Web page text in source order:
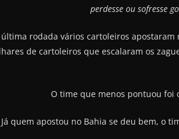
perdesse ou sofresse
última rodada vários cartoleiros apostaram
de cartoleiros que escalaram os
O time que menos pontuou foi
Já quem apostou no Bahia se deu bem, o